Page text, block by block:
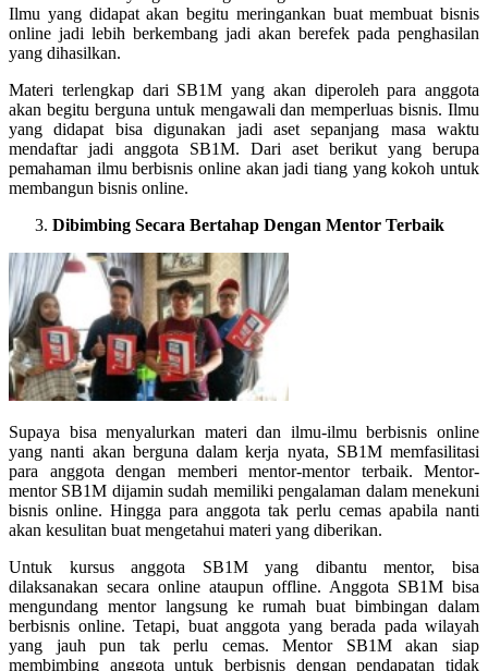
Ilmu yang didapat akan begitu meringankan buat membuat bisnis
online jadi lebih berkembang jadi akan berefek pada penghasilan
yang dihasilkan.
Materi terlengkap dari SB1M yang akan diperoleh para anggota
akan begitu berguna untuk mengawali dan memperluas bisnis. Ilmu
yang didapat bisa digunakan jadi aset sepanjang masa waktu
mendaftar jadi anggota SB1M. Dari aset berikut yang berupa
pemahaman ilmu berbisnis online akan jadi tiang yang kokoh untuk
membangun bisnis online.
Dibimbing Secara Bertahap Dengan Mentor Terbaik
Supaya bisa menyalurkan materi dan ilmu-ilmu berbisnis online
yang nanti akan berguna dalam kerja nyata, SB1M memfasilitasi
para anggota dengan memberi mentor-mentor terbaik. Mentor-
mentor SB1M dijamin sudah memiliki pengalaman dalam menekuni
bisnis online. Hingga para anggota tak perlu cemas apabila nanti
akan kesulitan buat mengetahui materi yang diberikan.
Untuk kursus anggota SB1M yang dibantu mentor, bisa
dilaksanakan secara online ataupun offline. Anggota SB1M bisa
mengundang mentor langsung ke rumah buat bimbingan dalam
berbisnis online. Tetapi, buat anggota yang berada pada wilayah
yang jauh pun tak perlu cemas. Mentor SB1M akan siap
membimbing anggota untuk berbisnis dengan pendapatan tidak